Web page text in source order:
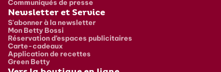
Communiqués de presse
Newsletter et Service
S'abonner à la newsletter
Mon Betty Bossi
Réservation d’espaces publicitaires
Carte-cadeaux
Application de recettes
Green Betty